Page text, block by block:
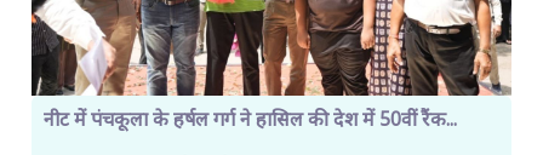
नीट में पंचकूला के हर्षल गर्ग ने हासिल की देश में 50वीं रैंक...